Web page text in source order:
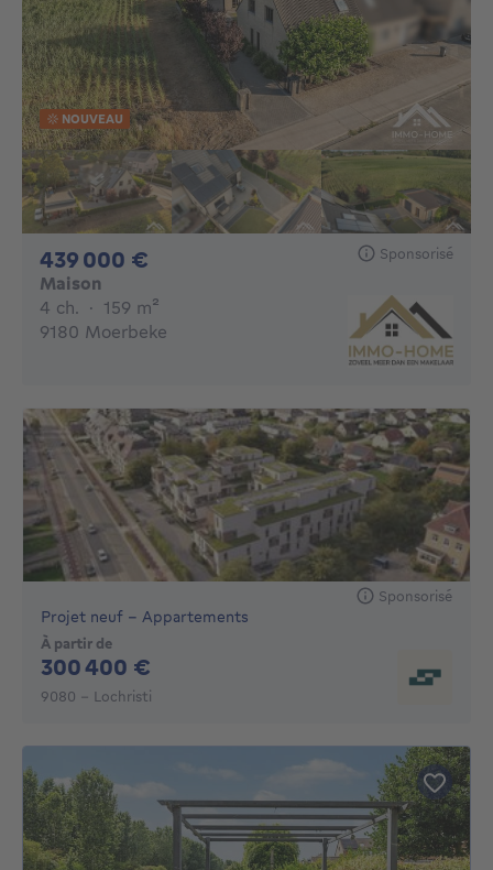
NOUVEAU
439 000 € Sponsorisé
Maison
4 ch. 4 chambres
· 159 m²
9180 Moerbeke
Sponsorisé
Projet neuf - Appartements
À partir de
300 400 €
9080 - Lochristi